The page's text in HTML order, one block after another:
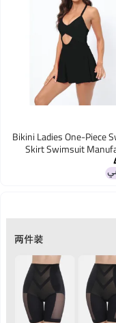
Bikini Ladies One-Piece
Skirt Swimsuit